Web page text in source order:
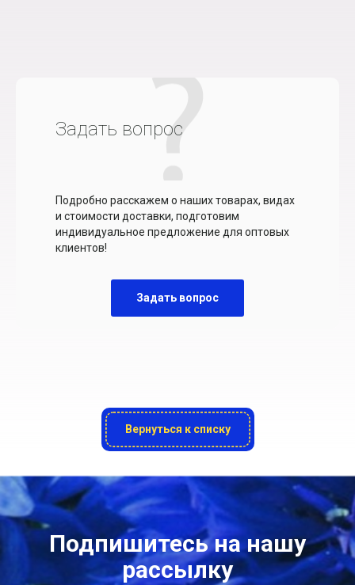
Задать вопрос
Подробно расскажем о наших товарах, видах
и стоимости доставки, подготовим
индивидуальное предложение для оптовых
клиентов!
Задать вопрос
Вернуться к списку
Подпишитесь на нашу
рассылку